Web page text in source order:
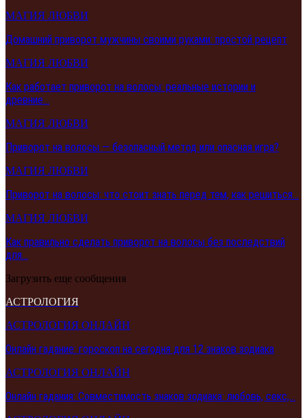
МАГИЯ ЛЮБВИ
Домашний приворот мужчины своими руками: простой рецепт
МАГИЯ ЛЮБВИ
Как работает приворот на волосы: реальные истории и
древние…
МАГИЯ ЛЮБВИ
Приворот на волосы — безопасный метод или опасная игра?
МАГИЯ ЛЮБВИ
Приворот на волосы: что стоит знать перед тем, как решиться…
МАГИЯ ЛЮБВИ
Как правильно сделать приворот на волосы без последствий
для…
Загрузить еще сообщения
АСТРОЛОГИЯ
АСТРОЛОГИЯ ОНЛАЙН
Онлайн гадание: гороскоп на сегодня для 12 знаков зодиака
АСТРОЛОГИЯ ОНЛАЙН
Онлайн гадания: Совместимость знаков зодиака: любовь, секс,…